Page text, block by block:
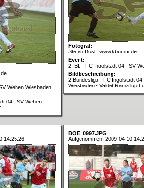
Wehen Wiesbaden
04 - SV Wehen
Fotograf:
Stefan Bösl | www.kbumm.de
Event:
2. BL - FC Ingolstadt 04 - SV
Bildbeschreibung:
2.Bundesliga - FC Ingolstadt 04
Wiesbaden - Valdet Rama lupft
14:25:26
BOE_0997.JPG
Aufgenommen: 2009-04-10